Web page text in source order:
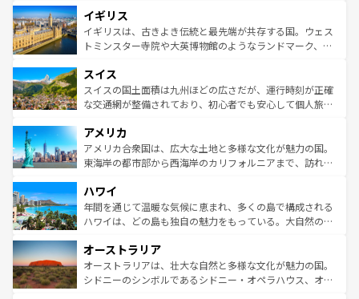
いる。シャンパンの発祥地であるランス、プロヴァンスの
香り高いラベンダー畑など、多彩な楽しみ方が可能だ。さ
らに、パリ以外の地域にも魅力が溢れており、どの街角に
れる地方に足を運ぶとそれぞれで全く異なる文化を体験で
きるだろう。 なお、新着のフランス情報はコンテンツ一覧
を参照してほしい。
顔を持つこの国は、どこを歩いても飽きることがない。ベ
ルリンの文化的活気、バイエルン州のアルプスの絶景、そ
してライン川沿いのワイン畑といった風景は必見。ビール
は、お酒好きな人にはぜひ体験してほしい。 なお、新着の
ドイツ情報はコンテンツ一覧を参照してほしい。
イギリス
イギリスは、古きよき伝統と最先端が共存する国。ウェス
トミンスター寺院や大英博物館のようなランドマーク、歴
リアごとに異なる魅力がある。また、優雅なアフタヌーン
ティー、ビール好きにはたまらない英国パブ、サッカー観
戦など、本場だからこそできる体験も豊富。イギリスを旅
ンツ一覧を参照してほしい。
スイス
スイスの国土面積は九州ほどの広さだが、運行時刻が正確
な交通網が整備されており、初心者でも安心して個人旅行
の建物がそのまま残る町や、スイスならではのユニークな
博物館もあり、アルプス観光だけでなく町歩きも満喫する
ことができる。国民の所得が高いため物価も高いが、旅行
ば市内交通費無料で観光を楽しむこともできる。 なお、新
着のスイス情報はコンテンツ一覧 を参照してほしい。
アメリカ
アメリカ合衆国は、広大な土地と多様な文化が魅力の国。
東海岸の都市部から西海岸のカリフォルニアまで、訪れる
のような巨大都市は、観光、ショッピング、エンターテイ
ンメントが詰まった刺激的なスポットだ。一方、アメリカ
西部には大自然が広がり、グランドキャニオンやイエロー
部のニューオーリンズでは、音楽と美食が融合した独特の
文化が魅力。旅行者はアメリカの各地域で異なる魅力を楽
しみながら、その多様性と豊かな歴史を感じることができ
ハワイ
年間を通じて温暖な気候に恵まれ、多くの島で構成される
ハワイは、どの島も独自の魅力をもっている。大自然の神
ワイ島は見逃せない。また、定番の観光地といえばオアフ
島だが、静かな自然を求めるならマウイ島やカウアイ島が
おすすめ。エメラルドグリーンに輝く海をはじめ、豊かな
オーストラリア
オーストラリアは、壮大な自然と多様な文化が魅力の国。
シドニーのシンボルであるシドニー・オペラハウス、オー